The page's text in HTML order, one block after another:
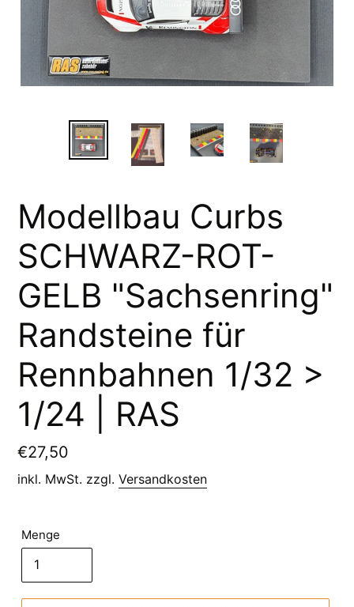
Modellbau Curbs
SCHWARZ-ROT-
GELB "Sachsenring"
Randsteine für
Rennbahnen 1/32 >
1/24 | RAS
Normaler
Preis
€27,50
inkl. MwSt. zzgl. Versandkosten
Menge